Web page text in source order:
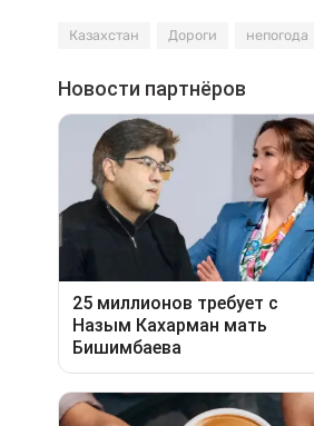
Казахстан Дороги непогода